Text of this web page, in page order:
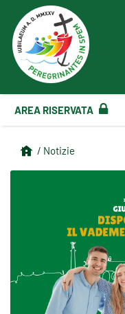
AREA RISERVATA
/ Notizie